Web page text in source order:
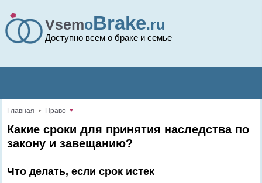
VsemoBrake.ru
Доступно всем о браке и семье
Главная Право
Какие сроки для принятия наследства по
закону и завещанию?
Что делать, если срок истек